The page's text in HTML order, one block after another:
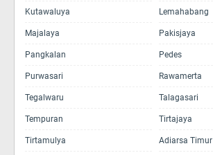
Kutawaluya Lemahabang
Majalaya Pakisjaya
Pangkalan Pedes
Purwasari Rawamerta
Tegalwaru Talagasari
Tempuran Tirtajaya
Tirtamulya Adiarsa Timur